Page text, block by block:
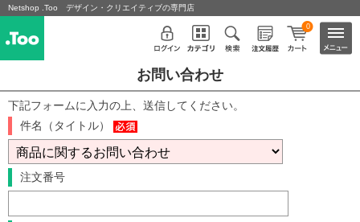
Netshop .Too デザイン・クリエイティブの専門店
0
お問い合わせ
下記フォームに入力の上、送信してください。
件名（タイトル）
注文番号